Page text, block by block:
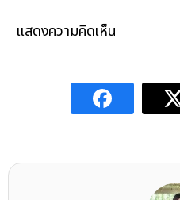
แสดงความคิดเห็น